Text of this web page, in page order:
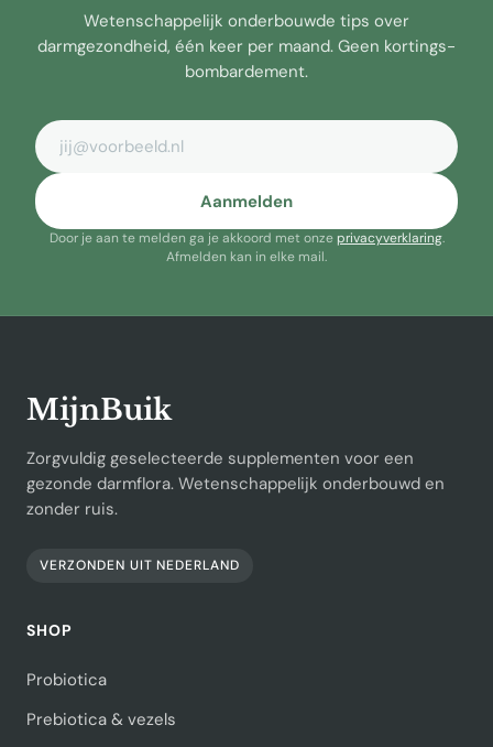
Wetenschappelijk onderbouwde tips over
darmgezondheid, één keer per maand. Geen kortings-
bombardement.
E-mailadres
Aanmelden
Door je aan te melden ga je akkoord met onzeprivacyverklaring.
Afmelden kan in elke mail.
MijnBuik
Zorgvuldig geselecteerde supplementen voor een
gezonde darmflora. Wetenschappelijk onderbouwd en
zonder ruis.
VERZONDEN UIT NEDERLAND
SHOP
Probiotica
Prebiotica & vezels